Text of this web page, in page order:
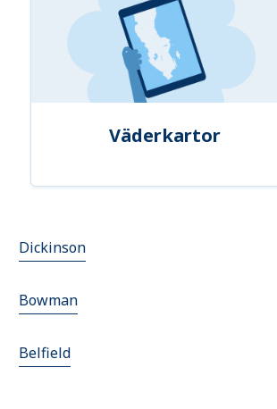
Väderkartor
Dickinson
Bowman
Belfield